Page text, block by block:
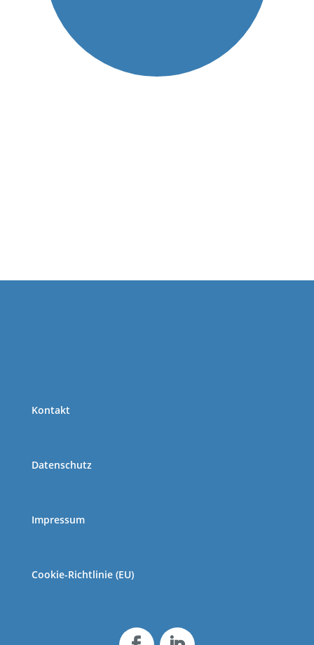
Kon­takt
Daten­schutz
Impres­sum
Coo­kie-Rich­t­­li­­nie (EU)